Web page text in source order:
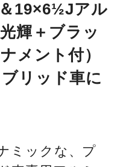
19×6½Jアル
輝＋ブラッ
メント付）
リッド車に
ミックな、プ